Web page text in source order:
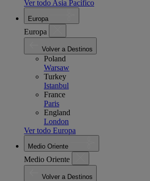
Ver todo Asia Pacífico
Europa
Europa
Volver a Destinos
Poland
Warsaw
Turkey
Istanbul
France
Paris
England
London
Ver todo Europa
Medio Oriente
Medio Oriente
Volver a Destinos